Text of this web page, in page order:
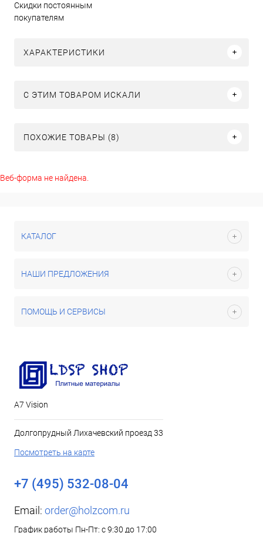
Скидки постоянным
покупателям
ХАРАКТЕРИСТИКИ
C ЭТИМ ТОВАРОМ ИСКАЛИ
ПОХОЖИЕ ТОВАРЫ (8)
Веб-форма не найдена.
КАТАЛОГ
НАШИ ПРЕДЛОЖЕНИЯ
ПОМОЩЬ И СЕРВИСЫ
А7 Vision
Долгопрудный Лихачевский проезд 33
Посмотреть на карте
+7 (495) 532-08-04
Email: order@holzcom.ru
График работы Пн-Пт: с 9:30 до 17:00